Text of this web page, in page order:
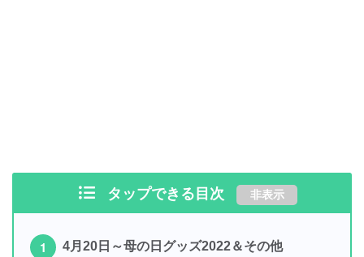
タップできる目次 非表示
4月20日～母の日グッズ2022＆その他